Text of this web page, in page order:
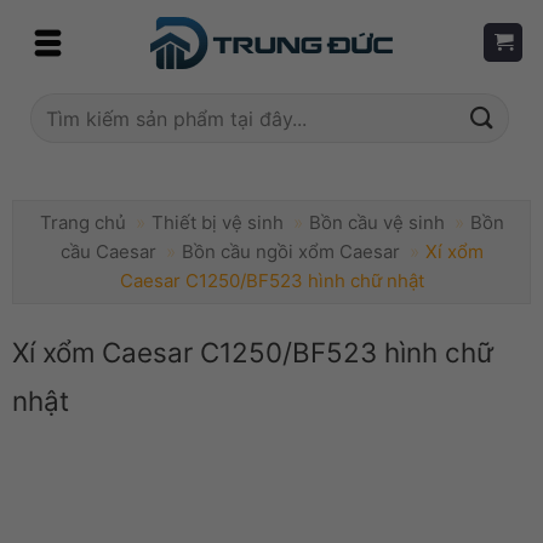
Tìm
Trang chủ » Thiết bị vệ sinh » Bồn cầu vệ sinh » Bồn
cầu Caesar » Bồn cầu ngồi xổm Caesar » Xí xổm
Caesar C1250/BF523 hình chữ nhật
Xí xổm Caesar C1250/BF523 hình chữ
nhật